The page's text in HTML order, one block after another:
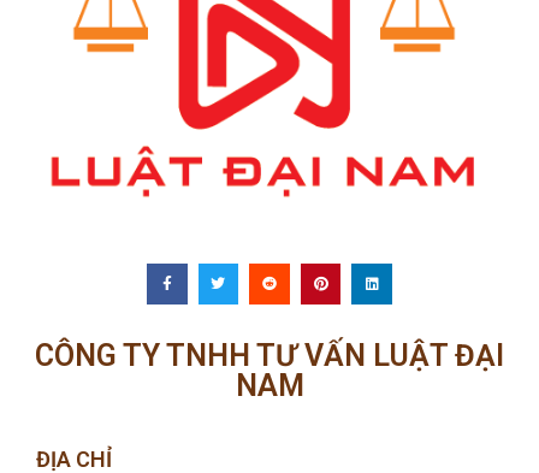
CÔNG TY TNHH TƯ VẤN LUẬT ĐẠI
NAM
ĐỊA CHỈ